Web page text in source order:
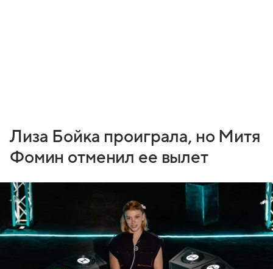
Лиза Бойка проиграла, но Митя
Фомин отменил ее вылет